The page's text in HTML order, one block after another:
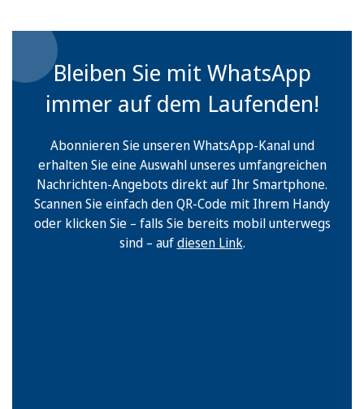
Bleiben Sie mit WhatsApp
immer auf dem Laufenden!
Abonnieren Sie unseren WhatsApp-Kanal und
erhalten Sie eine Auswahl unseres umfangreichen
Nachrichten-Angebots direkt auf Ihr Smartphone.
Scannen Sie einfach den QR-Code mit Ihrem Handy
oder klicken Sie – falls Sie bereits mobil unterwegs
sind – aufdiesen Link.